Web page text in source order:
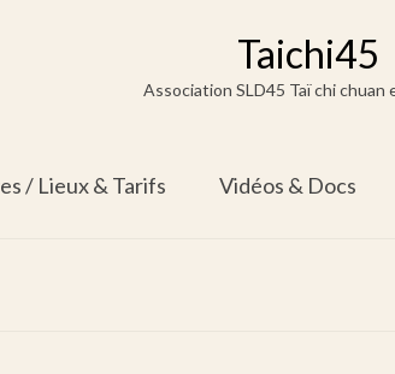
Taichi45
Association SLD45 Taï chi chuan
/ Lieux & Tarifs Vidéos & Docs